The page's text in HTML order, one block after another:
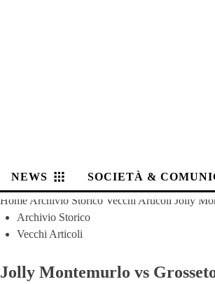
NEWS SOCIETÀ &
Home Archivio Storico Vecchi Articoli Jolly
Archivio Storico
Vecchi Articoli
Jolly Montemurlo vs